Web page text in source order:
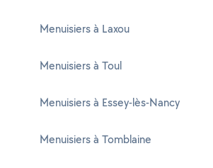
Menuisiers à Laxou
Menuisiers à Toul
Menuisiers à Essey-lès-Nancy
Menuisiers à Tomblaine